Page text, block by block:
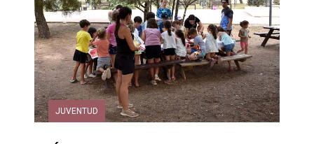
JUVENTUD